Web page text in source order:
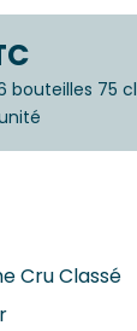
bouteilles 75 cl
Cru Classé